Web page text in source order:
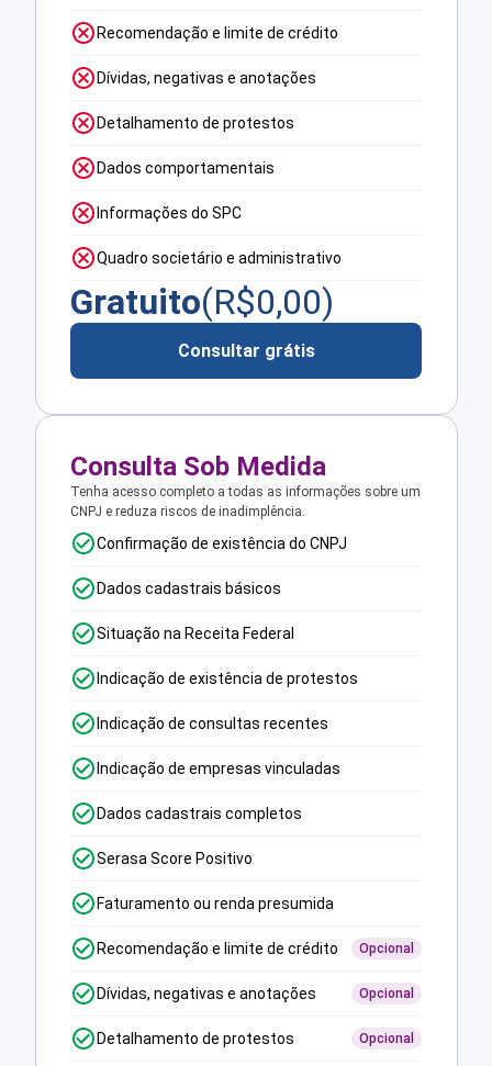
Recomendação e limite de crédito
Dívidas, negativas e anotações
Detalhamento de protestos
Dados comportamentais
Informações do SPC
Quadro societário e administrativo
Gratuito(R$0,00)
Consultar grátis
Consulta Sob Medida
Tenha acesso completo a todas as informações sobre um
CNPJ e reduza riscos de inadimplência.
Confirmação de existência do CNPJ
Dados cadastrais básicos
Situação na Receita Federal
Indicação de existência de protestos
Indicação de consultas recentes
Indicação de empresas vinculadas
Dados cadastrais completos
Serasa Score Positivo
Faturamento ou renda presumida
Recomendação e limite de crédito Opcional
Dívidas, negativas e anotações Opcional
Detalhamento de protestos Opcional